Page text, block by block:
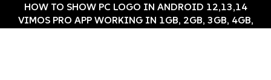
HOW TO SHOW PC LOGO IN ANDROID 12,13,14
VIMOS PRO APP WORKING IN 1GB, 2GB, 3GB, 4GB,